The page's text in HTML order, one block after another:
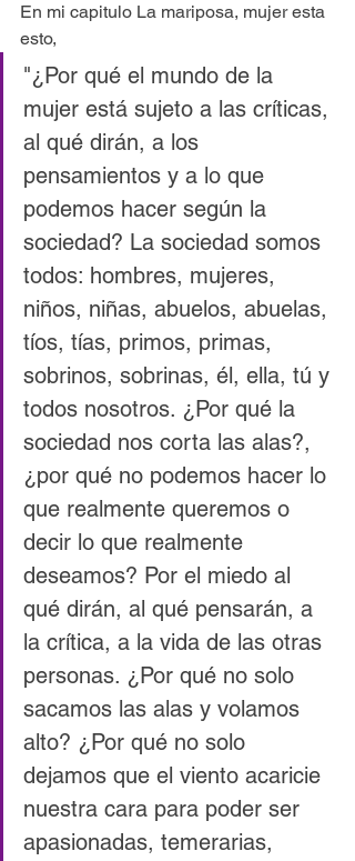
En mi capitulo La mariposa, mujer esta
esto,
"¿Por qué el mundo de la
mujer está sujeto a las críticas,
al qué dirán, a los
pensamientos y a lo que
podemos hacer según la
sociedad? La sociedad somos
todos: hombres, mujeres,
niños, niñas, abuelos, abuelas,
tíos, tías, primos, primas,
sobrinos, sobrinas, él, ella, tú y
todos nosotros. ¿Por qué la
sociedad nos corta las alas?,
¿por qué no podemos hacer lo
que realmente queremos o
decir lo que realmente
deseamos? Por el miedo al
qué dirán, al qué pensarán, a
la crítica, a la vida de las otras
personas. ¿Por qué no solo
sacamos las alas y volamos
alto? ¿Por qué no solo
dejamos que el viento acaricie
nuestra cara para poder ser
apasionadas, temerarias,